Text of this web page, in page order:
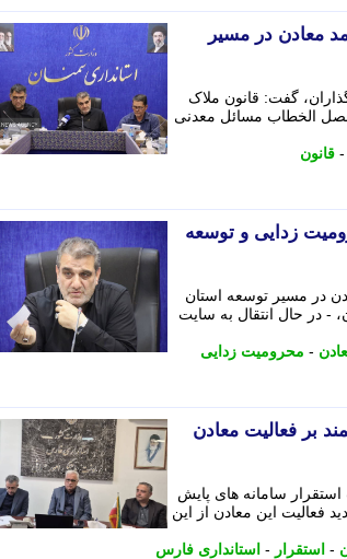
معادن در مسیر
گفت: قانون ملاک
الخطاب مسائل معدنی
- قانون
زدایی و توسعه
در مسیر توسعه استان
- در ﺣﺎل اﻧﺘﻘﺎل ﺑﻪ ﺳﺎﯾﺖ
- محرومیت زدایی
بر فعالیت معادن
سامانه های پایش
فعالیت این معادن از این
- استقرار - استانداری فارس